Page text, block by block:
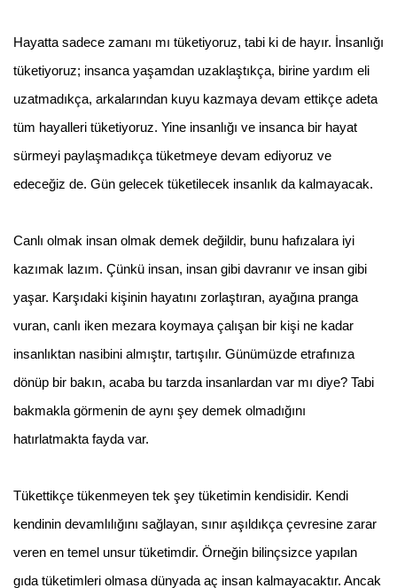
Hayatta sadece zamanı mı tüketiyoruz, tabi ki de hayır. İnsanlığı
tüketiyoruz; insanca yaşamdan uzaklaştıkça, birine yardım eli
uzatmadıkça, arkalarından kuyu kazmaya devam ettikçe adeta
tüm hayalleri tüketiyoruz. Yine insanlığı ve insanca bir hayat
sürmeyi paylaşmadıkça tüketmeye devam ediyoruz ve
edeceğiz de. Gün gelecek tüketilecek insanlık da kalmayacak.
Canlı olmak insan olmak demek değildir, bunu hafızalara iyi
kazımak lazım. Çünkü insan, insan gibi davranır ve insan gibi
yaşar. Karşıdaki kişinin hayatını zorlaştıran, ayağına pranga
vuran, canlı iken mezara koymaya çalışan bir kişi ne kadar
insanlıktan nasibini almıştır, tartışılır. Günümüzde etrafınıza
dönüp bir bakın, acaba bu tarzda insanlardan var mı diye? Tabi
bakmakla görmenin de aynı şey demek olmadığını
hatırlatmakta fayda var.
Tükettikçe tükenmeyen tek şey tüketimin kendisidir. Kendi
kendinin devamlılığını sağlayan, sınır aşıldıkça çevresine zarar
veren en temel unsur tüketimdir. Örneğin bilinçsizce yapılan
gıda tüketimleri olmasa dünyada aç insan kalmayacaktır. Ancak